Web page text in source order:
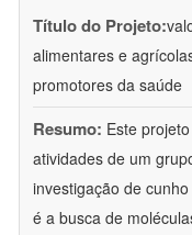
Título do Projeto:
alimentares e
promotores da saúde
Resumo: Este
atividades de um
investigação de
é a busca de